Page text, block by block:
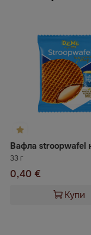
33 г
0,40 €
Купи